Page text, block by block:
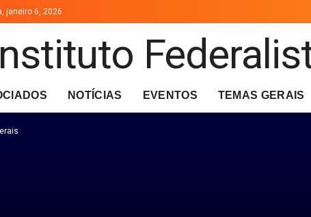
janeiro 6, 2026
NOTÍCIAS EVENTOS TEMAS GERAIS